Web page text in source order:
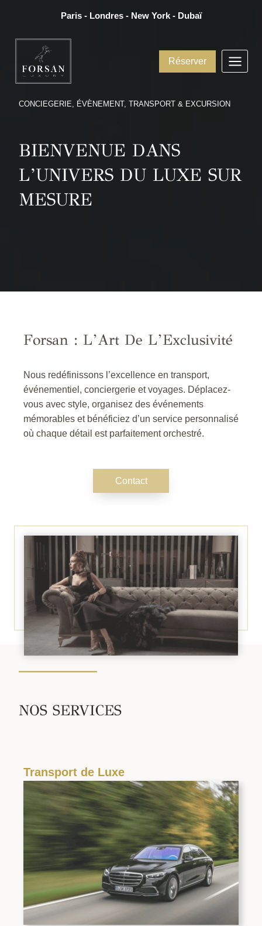
Paris - Londres - New York - Dubaï
Réserver
CONCIEGERIE, ÉVÈNEMENT, TRANSPORT & EXCURSION
BIENVENUE DANS
L’UNIVERS DU LUXE SUR
MESURE
Forsan : L’Art De L’Exclusivité
Nous redéfinissons l’excellence en transport,
événementiel, conciergerie et voyages. Déplacez-
vous avec style, organisez des événements
mémorables et bénéficiez d’un service personnalisé
où chaque détail est parfaitement orchestré.
Contact
NOS SERVICES
Transport de Luxe